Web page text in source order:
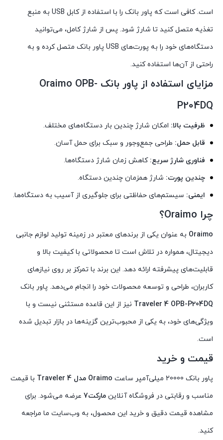
است. کافی است که پاور بانک را با استفاده از کابل USB به منبع
تغذیه متصل کنید تا شارژ شود. پس از شارژ کامل، می‌توانید
دستگاه‌های خود را به پورت‌های USB پاور بانک متصل کرده و به
راحتی از آن‌ها استفاده کنید.
مزایای استفاده از پاور بانک Oraimo OPB-
P204DQ
ظرفیت بالا: امکان شارژ چندین بار دستگاه‌های مختلف.
قابل حمل: طراحی جمع‌وجور و سبک برای حمل آسان.
فناوری شارژ سریع: کاهش زمان شارژ دستگاه‌ها.
چندین پورت: شارژ همزمان چندین دستگاه.
ایمنی: سیستم‌های حفاظتی برای جلوگیری از آسیب به دستگاه‌ها.
چرا Oraimo؟
Oraimo به عنوان یکی از برندهای معتبر در زمینه تولید لوازم جانبی
دیجیتال، همواره در تلاش است تا محصولاتی با کیفیت بالا و
قابلیت‌های پیشرفته ارائه دهد. این برند با تمرکز بر روی نیازهای
کاربران، طراحی و توسعه محصولات خود را انجام می‌دهد. پاور بانک
Traveler 4 OPB-P204DQ نیز از این قاعده مستثنی نیست و با
ویژگی‌های خود، به یکی از محبوب‌ترین گزینه‌ها در بازار تبدیل شده
است.
قیمت و خرید
پاور بانک 20000 میلی‌آمپر ساعت Oraimo مدل Traveler 4
با قیمت
مناسب و رقابتی در فروشگاه آنلاین مارکت7
عرضه می‌شود. برای
مشاهده قیمت دقیق و خرید این محصول، به وب‌سایت ما مراجعه
کنید.